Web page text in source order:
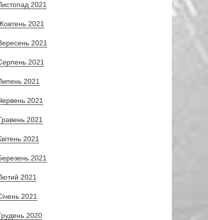
2021
2021
2021
2021
2021
2021
2021
2021
2021
2021
2021
2020